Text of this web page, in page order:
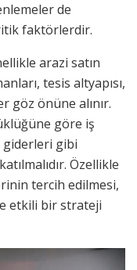
de
faktörlerdir.
arazi satın
tesis altyapısı,
göz önüne alınır.
göre iş
giderleri gibi
Özellikle
tercih edilmesi,
etkili bir strateji